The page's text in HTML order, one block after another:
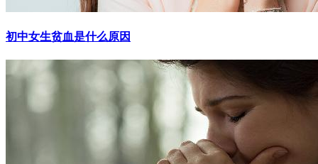
初中女生贫血是什么原因